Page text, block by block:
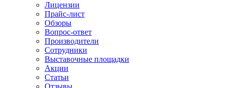
Лицензии
Прайс-лист
Обзоры
Вопрос-ответ
Производители
Сотрудники
Выставочные площадки
Акции
Статьи
Отзывы